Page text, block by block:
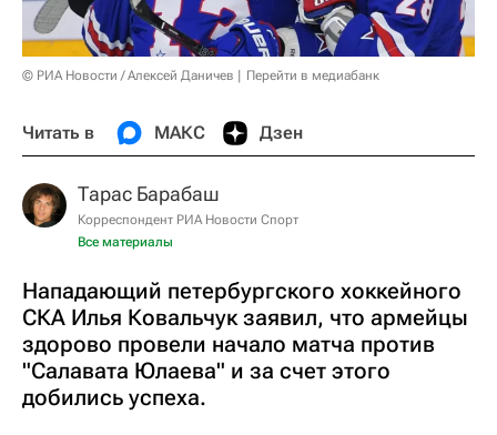
© РИА Новости / Алексей Даничев Перейти в медиабанк
Читать в МАКС Дзен
Тарас Барабаш
Корреспондент РИА Новости Спорт
Все материалы
Нападающий петербургского хоккейного
СКА Илья Ковальчук заявил, что армейцы
здорово провели начало матча против
"Салавата Юлаева" и за счет этого
добились успеха.